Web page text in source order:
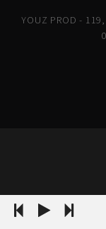
YOUZ PROD -